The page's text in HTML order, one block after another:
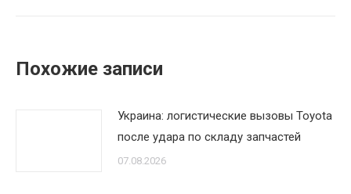
Похожие записи
Украина: логистические вызовы Toyota
после удара по складу запчастей
07.08.2026